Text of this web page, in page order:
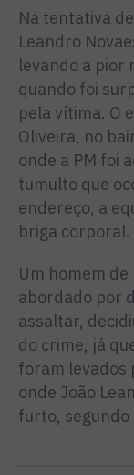
Na tentativa
Leandro
levando a pior
quando foi
pela vítima. O
Oliveira, no
onde a PM foi
tumulto que
endereço, a
briga corporal.
Um homem
abordado por
assaltar,
do crime, já
foram levados
onde João
furto, segundo